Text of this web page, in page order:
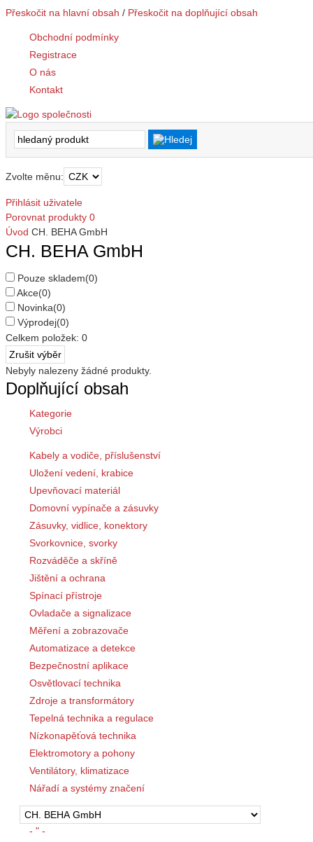
Přeskočit na hlavní obsah / Přeskočit na doplňující obsah
Obchodní podmínky
Registrace
O nás
Kontakt
Zvolte měnu:
Přihlásit uživatele
Porovnat produkty 0
Úvod CH. BEHA GmbH
CH. BEHA GmbH
Pouze skladem(0)
Akce(0)
Novinka(0)
Výprodej(0)
Celkem položek: 0
Nebyly nalezeny žádné produkty.
Doplňující obsah
Kategorie
Výrobci
Kabely a vodiče, příslušenství
Uložení vedení, krabice
Upevňovací materiál
Domovní vypínače a zásuvky
Zásuvky, vidlice, konektory
Svorkovnice, svorky
Rozváděče a skříně
Jištění a ochrana
Spínací přístroje
Ovladače a signalizace
Měření a zobrazovače
Automatizace a detekce
Bezpečnostní aplikace
Osvětlovací technika
Zdroje a transformátory
Tepelná technika a regulace
Nízkonapěťová technika
Elektromotory a pohony
Ventilátory, klimatizace
Nářadí a systémy značení
- " -